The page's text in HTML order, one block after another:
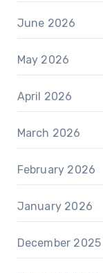
June 2026
May 2026
April 2026
March 2026
February 2026
January 2026
December 2025